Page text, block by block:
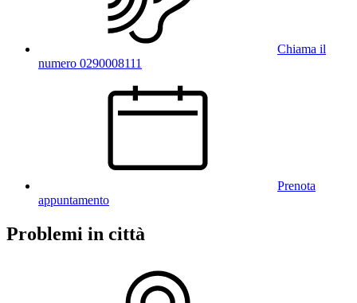
Chiama il
numero 0290008111
Prenota
appuntamento
Problemi in città